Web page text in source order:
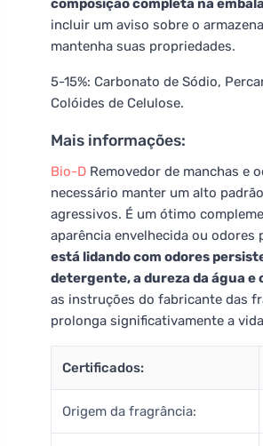
composição completa na
incluir um aviso sobre o
mantenha suas propriedades.
5-15%: Carbonato de Sódio,
Colóides de Celulose.
Mais informações:
Bio-D Removedor de manchas e
necessário manter um alto
agressivos. É um ótimo
aparência envelhecida ou
está lidando com odores
detergente, a dureza da água e
as instruções do fabricante das
prolonga significativamente a
Certificados:
Origem da fragrância: